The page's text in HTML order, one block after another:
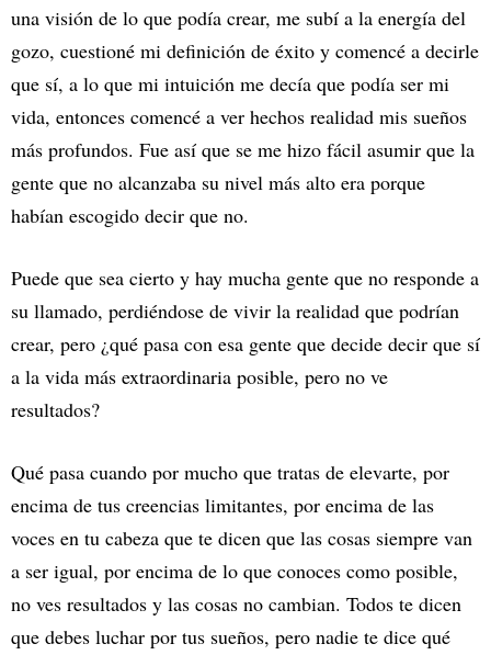
una visión de lo que podía crear, me subí a la energía del
gozo, cuestioné mi definición de éxito y comencé a decirle
que sí, a lo que mi intuición me decía que podía ser mi
vida, entonces comencé a ver hechos realidad mis sueños
más profundos. Fue así que se me hizo fácil asumir que la
gente que no alcanzaba su nivel más alto era porque
habían escogido decir que no.
Puede que sea cierto y hay mucha gente que no responde a
su llamado, perdiéndose de vivir la realidad que podrían
crear, pero ¿qué pasa con esa gente que decide decir que sí
a la vida más extraordinaria posible, pero no ve
resultados?
Qué pasa cuando por mucho que tratas de elevarte, por
encima de tus creencias limitantes, por encima de las
voces en tu cabeza que te dicen que las cosas siempre van
a ser igual, por encima de lo que conoces como posible,
no ves resultados y las cosas no cambian. Todos te dicen
que debes luchar por tus sueños, pero nadie te dice qué